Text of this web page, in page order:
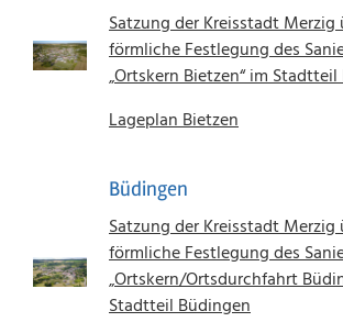
Satzung der Kreisstadt Merzig
förmliche Festlegung des
„Ortskern Bietzen“ im
Lageplan Bietzen
Büdingen
Satzung der Kreisstadt Merzig
förmliche Festlegung des
„Ortskern/Ortsdurchfahrt
Stadtteil Büdingen